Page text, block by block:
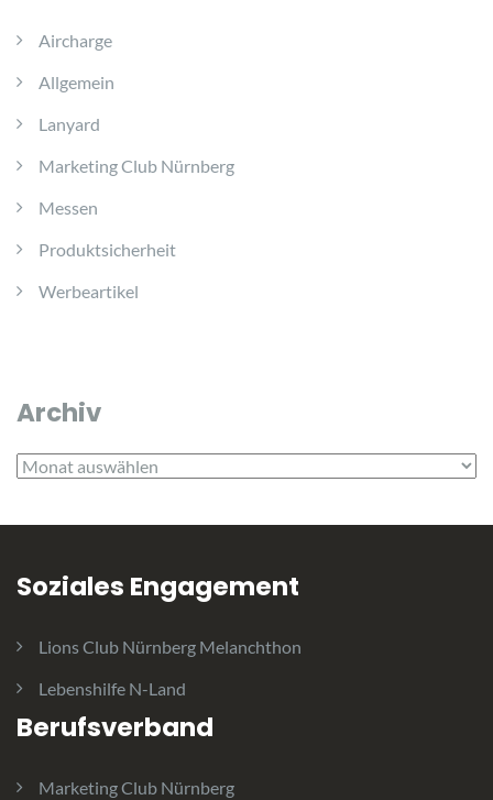
Aircharge
Allgemein
Lanyard
Marketing Club Nürnberg
Messen
Produktsicherheit
Werbeartikel
Archiv
Archiv
Soziales Engagement
Lions Club Nürnberg Melanchthon
Lebenshilfe N-Land
Berufsverband
Marketing Club Nürnberg